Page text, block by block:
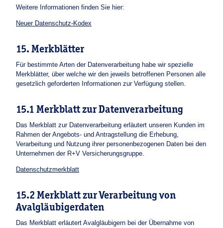
Weitere Informationen finden Sie hier:
Neuer Datenschutz-Kodex
15. Merkblätter
Für bestimmte Arten der Datenverarbeitung habe wir spezielle
Merkblätter, über welche wir den jeweils betroffenen Personen alle
gesetzlich geforderten Informationen zur Verfügung stellen.
15.1 Merkblatt zur Datenverarbeitung
Das Merkblatt zur Datenverarbeitung erläutert unseren Kunden im
Rahmen der Angebots- und Antragstellung die Erhebung,
Verarbeitung und Nutzung ihrer personenbezogenen Daten bei den
Unternehmen der R+V Versicherungsgruppe.
Datenschutzmerkblatt
15.2 Merkblatt zur Verarbeitung von
Avalgläubigerdaten
Das Merkblatt erläutert Avalgläubigern bei der Übernahme von